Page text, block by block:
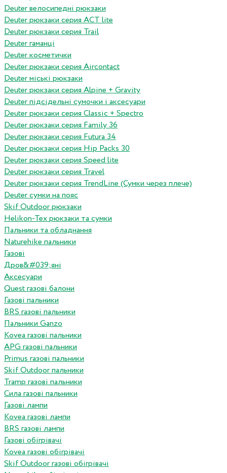
Deuter велосипедні рюкзаки
Deuter рюкзаки серия ACT lite
Deuter рюкзаки серия Trail
Deuter гаманці
Deuter косметички
Deuter рюкзаки серия Aircontact
Deuter міські рюкзаки
Deuter рюкзаки серия Alpine + Gravity
Deuter підсідельні сумочки і аксесуари
Deuter рюкзаки серия Classic + Spectro
Deuter рюкзаки серия Family 36
Deuter рюкзаки серия Futura 34
Deuter рюкзаки серия Hip Packs 30
Deuter рюкзаки серия Speed lite
Deuter рюкзаки серия Travel
Deuter рюкзаки серия TrendLine (Сумки через плече)
Deuter сумки на пояс
Skif Outdoor рюкзаки
Helikon-Tex рюкзаки та сумки
Пальники та обладнання
Naturehike пальники
Газові
Дров&#039;яні
Аксесуари
Quest газові балони
Газові пальники
BRS газові пальники
Пальники Ganzo
Kovea газові пальники
APG газові пальники
Primus газові пальники
Skif Outdoor пальники
Tramp газові пальники
Сила газові пальники
Газові лампи
Kovea газові лампи
BRS газові лампи
Газові обігрівачі
Kovea газові обігрівачі
Skif Outdoor газові обігрівачі